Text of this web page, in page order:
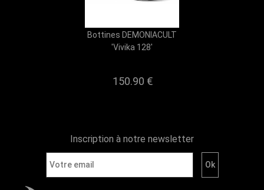
Bottines DEMONIACULT
'Vivika 128'
150.90 €
Inscription à notre newsletter